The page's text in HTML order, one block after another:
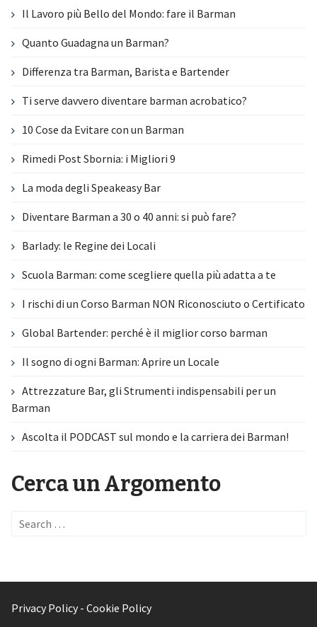
Il Lavoro più Bello del Mondo: fare il Barman
Quanto Guadagna un Barman?
Differenza tra Barman, Barista e Bartender
Ti serve davvero diventare barman acrobatico?
10 Cose da Evitare con un Barman
Rimedi Post Sbornia: i Migliori 9
La moda degli Speakeasy Bar
Diventare Barman a 30 o 40 anni: si può fare?
Barlady: le Regine dei Locali
Scuola Barman: come scegliere quella più adatta a te
I rischi di un Corso Barman NON Riconosciuto o Certificato
Global Bartender: perché è il miglior corso barman
Il sogno di ogni Barman: Aprire un Locale
Attrezzature Bar, gli Strumenti indispensabili per un
Barman
Ascolta il PODCAST sul mondo e la carriera dei Barman!
Cerca un Argomento
Search
Privacy Policy - Cookie Policy